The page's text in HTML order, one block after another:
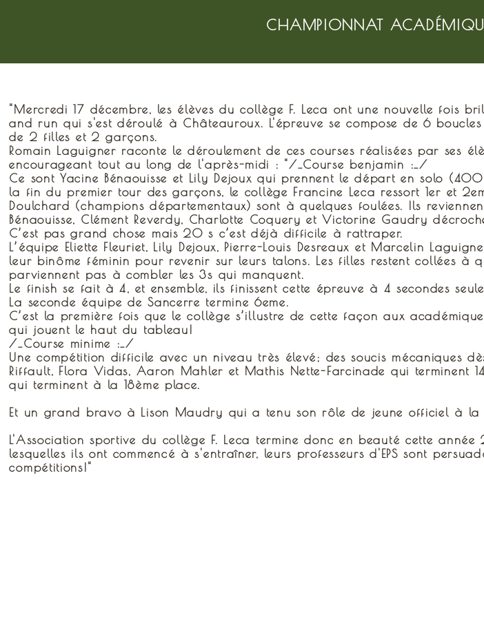
CHAMPIONNAT
"Mercredi 17 décembre, les élèves du collège F. Leca ont une nouvelle fois
and run qui s'est déroulé à Châteauroux. L'épreuve se compose de 6
de 2 filles et 2 garçons.
Romain Laguigner raconte le déroulement de ces courses réalisées par ses
encourageant tout au long de l'après-midi : "/_Course benjamin :_/
Ce sont Yacine Bénaouisse et Lily Dejoux qui prennent le départ en solo
la fin du premier tour des garçons, le collège Francine Leca ressort 1er et
Doulchard (champions départementaux) sont à quelques foulées. Ils
Bénaouisse, Clément Reverdy, Charlotte Coquery et Victorine Gaudry
C’est pas grand chose mais 20 s c’est déjà difficile à rattraper.
L’équipe Eliette Fleuriet, Lily Dejoux, Pierre-Louis Desreaux et Marcelin
leur binôme féminin pour revenir sur leurs talons. Les filles restent collées à
parviennent pas à combler les 3s qui manquent.
Le finish se fait à 4, et ensemble, ils finissent cette épreuve à 4 secondes
La seconde équipe de Sancerre termine 6eme.
C’est la première fois que le collège s’illustre de cette façon aux
qui jouent le haut du tableau!
/_Course minime :_/
Une compétition difficile avec un niveau très élevé; des soucis mécaniques
Riffault, Flora Vidas, Aaron Mahler et Mathis Nette-Farcinade qui terminent
qui terminent à la 18ème place.
Et un grand bravo à Lison Maudry qui a tenu son rôle de jeune officiel à la
L'Association sportive du collège F. Leca termine donc en beauté cette
lesquelles ils ont commencé à s'entraîner, leurs professeurs d'EPS sont
compétitions!"